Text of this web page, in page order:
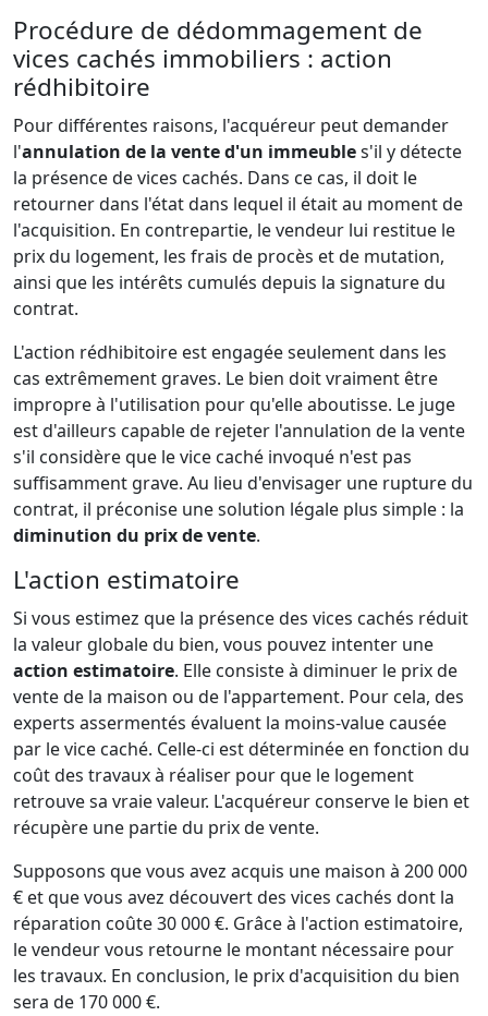
Procédure de dédommagement de
vices cachés immobiliers : action
rédhibitoire
Pour différentes raisons, l'acquéreur peut demander
l'annulation de la vente d'un immeubles'il y détecte
la présence de vices cachés. Dans ce cas, il doit le
retourner dans l'état dans lequel il était au moment de
l'acquisition. En contrepartie, le vendeur lui restitue le
prix du logement, les frais de procès et de mutation,
ainsi que les intérêts cumulés depuis la signature du
contrat.
L'action rédhibitoire est engagée seulement dans les
cas extrêmement graves. Le bien doit vraiment être
impropre à l'utilisation pour qu'elle aboutisse. Le juge
est d'ailleurs capable de rejeter l'annulation de la vente
s'il considère que le vice caché invoqué n'est pas
suffisamment grave. Au lieu d'envisager une rupture du
contrat, il préconise une solution légale plus simple : la
diminution du prix de vente.
L'action estimatoire
Si vous estimez que la présence des vices cachés réduit
la valeur globale du bien, vous pouvez intenter une
action estimatoire. Elle consiste à diminuer le prix de
vente de la maison ou de l'appartement. Pour cela, des
experts assermentés évaluent la moins-value causée
par le vice caché. Celle-ci est déterminée en fonction du
coût des travaux à réaliser pour que le logement
retrouve sa vraie valeur. L'acquéreur conserve le bien et
récupère une partie du prix de vente.
Supposons que vous avez acquis une maison à 200 000
€ et que vous avez découvert des vices cachés dont la
réparation coûte 30 000 €. Grâce à l'action estimatoire,
le vendeur vous retourne le montant nécessaire pour
les travaux. En conclusion, le prix d'acquisition du bien
sera de 170 000 €.